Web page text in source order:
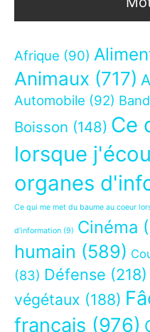
Afrique (90)
Animaux (717)
Automobile (92)
Boisson (148) Ce
lorsque
organes
Ce qui me met du baume au coeur
d’information (9) Cinéma
humain (589)
(83) Défense (218)
végétaux (188)
français (976)